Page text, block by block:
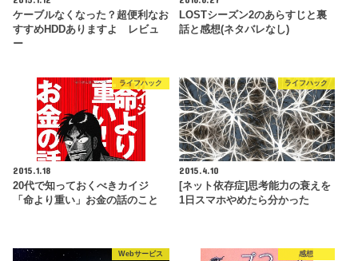
ケーブルなくなった？超便利なお
すすめHDDありますよ レビュ
ー
LOSTシーズン2のあらすじと裏
話と感想(ネタバレなし)
ライフハック
2015.1.18
20代で知っておくべきカイジ
「命より重い」お金の話のこと
ライフハック
2015.4.10
[ネット依存症]思考能力の衰えを
1日スマホやめたら分かった
Webサービス 感想